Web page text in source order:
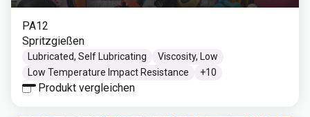
PA12
Spritzgießen
Lubricated, Self Lubricating
Viscosity, Low
Low Temperature Impact Resistance
+10
Produkt vergleichen